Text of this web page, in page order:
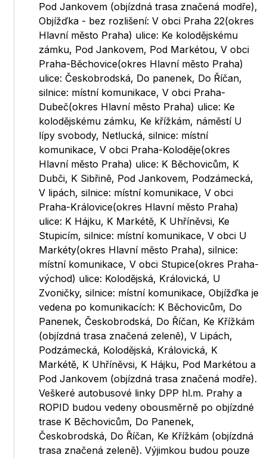
Pod Jankovem (objízdná trasa značená modře),
Objížďka - bez rozlišení: V obci Praha 22(okres
Hlavní město Praha) ulice: Ke kolodějskému
zámku, Pod Jankovem, Pod Markétou, V obci
Praha-Běchovice(okres Hlavní město Praha)
ulice: Českobrodská, Do panenek, Do Říčan,
silnice: místní komunikace, V obci Praha-
Dubeč(okres Hlavní město Praha) ulice: Ke
kolodějskému zámku, Ke křížkám, náměstí U
lípy svobody, Netlucká, silnice: místní
komunikace, V obci Praha-Koloděje(okres
Hlavní město Praha) ulice: K Běchovicům, K
Dubči, K Sibřině, Pod Jankovem, Podzámecká,
V lipách, silnice: místní komunikace, V obci
Praha-Královice(okres Hlavní město Praha)
ulice: K Hájku, K Markétě, K Uhříněvsi, Ke
Stupicím, silnice: místní komunikace, V obci U
Markéty(okres Hlavní město Praha), silnice:
místní komunikace, V obci Stupice(okres Praha-
východ) ulice: Kolodějská, Královická, U
Zvoničky, silnice: místní komunikace, Objížďka je
vedena po komunikacích: K Běchovicům, Do
Panenek, Českobrodská, Do Říčan, Ke Křížkám
(objízdná trasa značená zeleně), V Lipách,
Podzámecká, Kolodějská, Královická, K
Markétě, K Uhříněvsi, K Hájku, Pod Markétou a
Pod Jankovem (objízdná trasa značená modře).
Veškeré autobusové linky DPP hl.m. Prahy a
ROPID budou vedeny obousměrně po objízdné
trase K Běchovicům, Do Panenek,
Českobrodská, Do Říčan, Ke Křížkám (objízdná
trasa značená zeleně). Výjimkou budou pouze